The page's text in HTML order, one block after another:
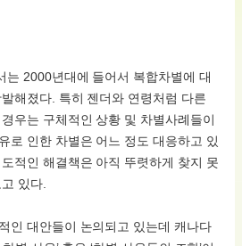
는 2000년대에 들어서 복합차별에 대
해졌다. 특히 젠더와 연령처럼 다른
우는 구체적인 상황 및 차별사례들이
로 인한 차별은 어느 정도 대응하고 있
적인 해결책은 아직 뚜렷하게 찾지 못
있다.
인 대안들이 논의되고 있는데 캐나다